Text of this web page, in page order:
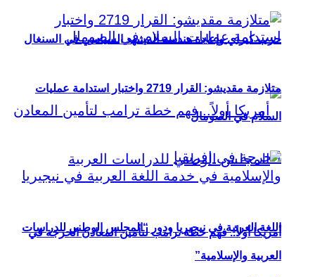
حزب كيراي وإعادة هندسة المشهد السياسي في السنغال
أمريكا أولاً.. فهم خطة ترامب لتأمين المعادن الحرجة في
متلازمة مقديشو: القرار 2719 واختبار استدامة عمليات
السلام في الصومال
اللغة العربية في نيجيريا ودور “المجلس الوطني للدراسات
العربية والإسلامية”